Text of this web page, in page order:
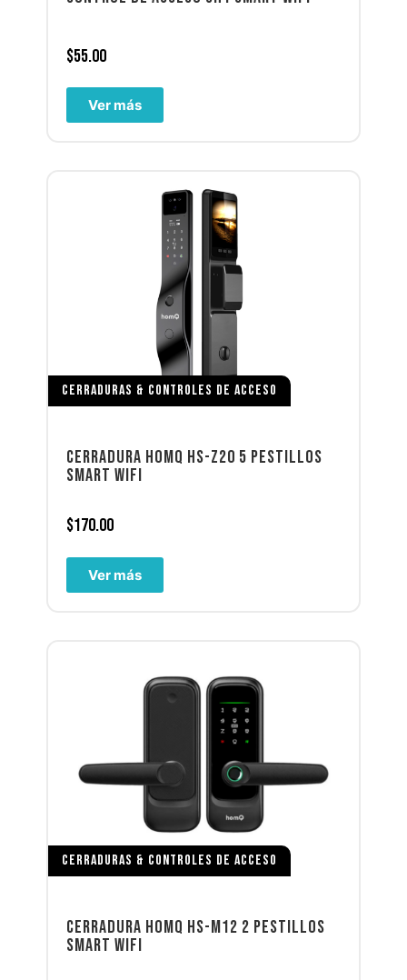
$55.00
Ver más
CERRADURAS & CONTROLES DE ACCESO
CERRADURA HOMQ HS-Z20 5 PESTILLOS
SMART WIFI
$170.00
Ver más
CERRADURAS & CONTROLES DE ACCESO
CERRADURA HOMQ HS-M12 2 PESTILLOS
SMART WIFI